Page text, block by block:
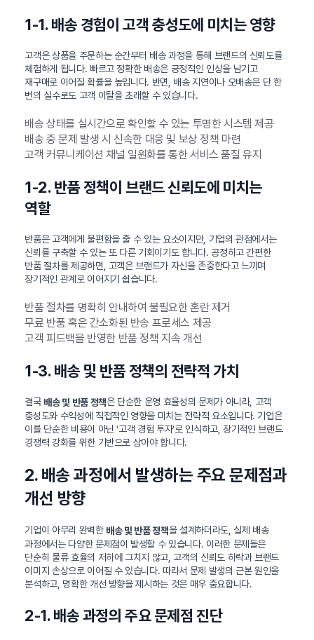
1-1. 배송 경험이 고객 충성도에 미치는 영향
고객은 상품을 주문하는 순간부터 배송 과정을 통해 브랜드의 신뢰도를
체험하게 됩니다. 빠르고 정확한 배송은 긍정적인 인상을 남기고
재구매로 이어질 확률을 높입니다. 반면, 배송 지연이나 오배송은 단 한
번의 실수로도 고객 이탈을 초래할 수 있습니다.
배송 상태를 실시간으로 확인할 수 있는 투명한 시스템 제공
배송 중 문제 발생 시 신속한 대응 및 보상 정책 마련
고객 커뮤니케이션 채널 일원화를 통한 서비스 품질 유지
1-2. 반품 정책이 브랜드 신뢰도에 미치는
역할
반품은 고객에게 불편함을 줄 수 있는 요소이지만, 기업의 관점에서는
신뢰를 구축할 수 있는 또 다른 기회이기도 합니다. 공정하고 간편한
반품 절차를 제공하면, 고객은 브랜드가 자신을 존중한다고 느끼며
장기적인 관계로 이어지기 쉽습니다.
반품 절차를 명확히 안내하여 불필요한 혼란 제거
무료 반품 혹은 간소화된 반송 프로세스 제공
고객 피드백을 반영한 반품 정책 지속 개선
1-3. 배송 및 반품 정책의 전략적 가치
결국 배송 및 반품 정책은 단순한 운영 효율성의 문제가 아니라, 고객
충성도와 수익성에 직접적인 영향을 미치는 전략적 요소입니다. 기업은
이를 단순한 비용이 아닌 ‘고객 경험 투자’로 인식하고, 장기적인 브랜드
경쟁력 강화를 위한 기반으로 삼아야 합니다.
2. 배송 과정에서 발생하는 주요 문제점과
개선 방향
기업이 아무리 완벽한 배송 및 반품 정책을 설계하더라도, 실제 배송
과정에서는 다양한 문제점이 발생할 수 있습니다. 이러한 문제들은
단순히 물류 효율의 저하에 그치지 않고, 고객의 신뢰도 하락과 브랜드
이미지 손상으로 이어질 수 있습니다. 따라서 문제 발생의 근본 원인을
분석하고, 명확한 개선 방향을 제시하는 것은 매우 중요합니다.
2-1. 배송 과정의 주요 문제점 진단